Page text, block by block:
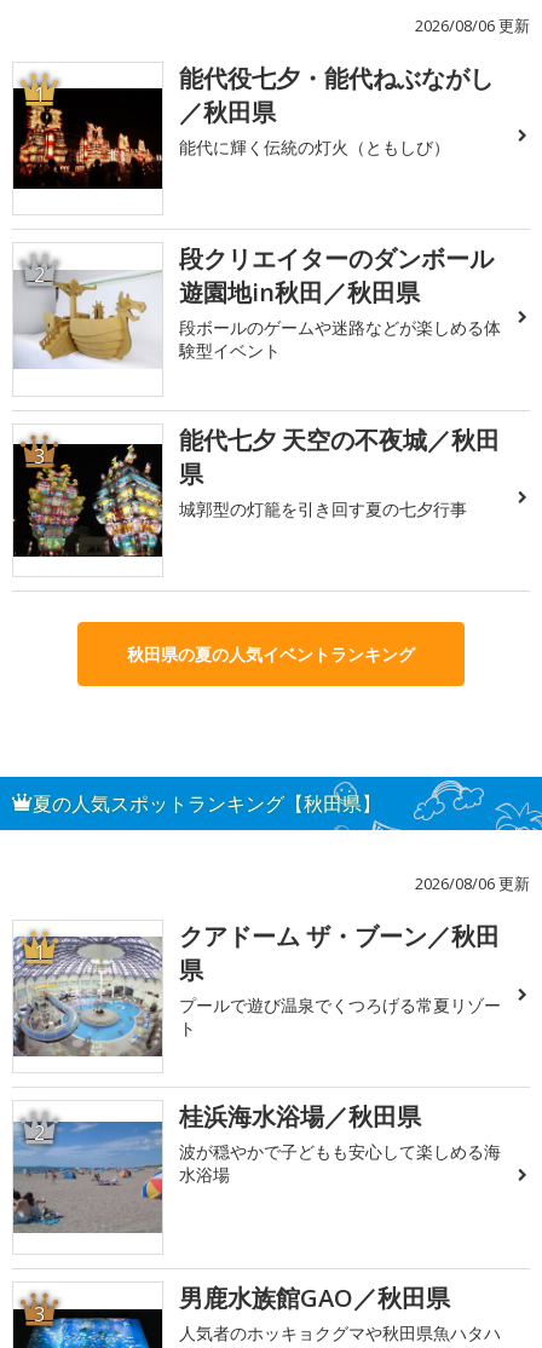
2026/08/06 更新
1
能代役七夕・能代ねぶながし
／秋田県
能代に輝く伝統の灯火（ともしび）
2
段クリエイターのダンボール
遊園地in秋田／秋田県
段ボールのゲームや迷路などが楽しめる体
験型イベント
3
能代七夕 天空の不夜城／秋田
県
城郭型の灯籠を引き回す夏の七夕行事
秋田県の夏の人気イベントランキング
夏の人気スポットランキング【秋田県】
2026/08/06 更新
1
クアドーム ザ・ブーン／秋田
県
プールで遊び温泉でくつろげる常夏リゾー
ト
2 桂浜海水浴場／秋田県
波が穏やかで子どもも安心して楽しめる海
水浴場
3 男鹿水族館GAO／秋田県
人気者のホッキョクグマや秋田県魚ハタハ